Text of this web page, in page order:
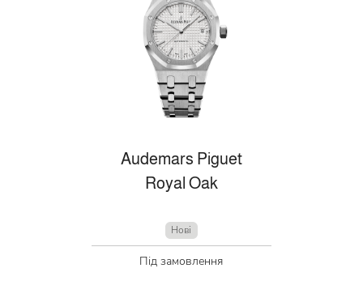
Audemars Piguet
Royal Oak
Нові
Під замовлення